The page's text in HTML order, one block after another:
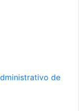
de